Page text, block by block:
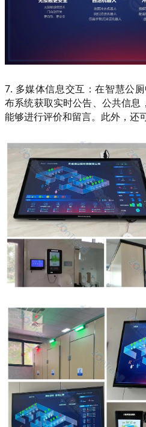
7. 多媒体信息交互：在智慧公
布系统获取实时公告、公共信息
能够进行评价和留言。此外，还